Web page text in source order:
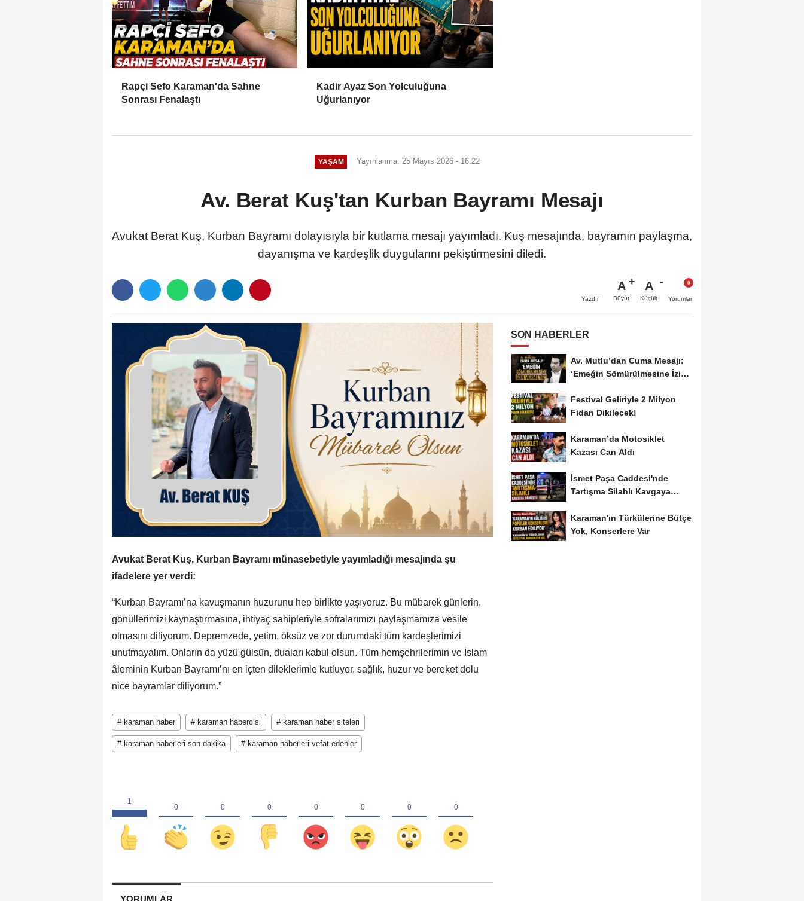
Rapçi Sefo Karaman'da Sahne
Sonrası Fenalaştı
Kadir Ayaz Son Yolculuğuna
Uğurlanıyor
YAŞAM Yayınlanma: 25 Mayıs 2026 - 16:22
Av. Berat Kuş'tan Kurban Bayramı Mesajı
Avukat Berat Kuş, Kurban Bayramı dolayısıyla bir kutlama mesajı yayımladı. Kuş mesajında, bayramın paylaşma,
dayanışma ve kardeşlik duygularını pekiştirmesini diledi.
Yazdır
A
Büyüt
A
Küçült Yorumlar
Avukat Berat Kuş, Kurban Bayramı münasebetiyle yayımladığı mesajında şu
ifadelere yer verdi:
“Kurban Bayramı’na kavuşmanın huzurunu hep birlikte yaşıyoruz. Bu mübarek günlerin,
gönüllerimizi kaynaştırmasına, ihtiyaç sahipleriyle sofralarımızı paylaşmamıza vesile
olmasını diliyorum. Depremzede, yetim, öksüz ve zor durumdaki tüm kardeşlerimizi
unutmayalım. Onların da yüzü gülsün, duaları kabul olsun. Tüm hemşehrilerimin ve İslam
âleminin Kurban Bayramı’nı en içten dileklerimle kutluyor, sağlık, huzur ve bereket dolu
nice bayramlar diliyorum.”
# karaman haber # karaman habercisi # karaman haber siteleri
# karaman haberleri son dakika # karaman haberleri vefat edenler
YORUMLAR
SON HABERLER
Av. Mutlu’dan Cuma Mesajı:
‘Emeğin Sömürülmesine İzin
Festival Geliriyle 2 Milyon
Fidan Dikilecek!
Karaman’da Motosiklet
Kazası Can Aldı
İsmet Paşa Caddesi'nde
Tartışma Silahlı Kavgaya
Karaman'ın Türkülerine Bütçe
Yok, Konserlere Var